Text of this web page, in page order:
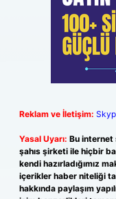
Reklam ve İletişim:
Yasal Uyarı: Bu internet
şahıs şirketi ile hiçbir
kendi hazırladığımız
içerikler haber niteliği
hakkında paylaşım